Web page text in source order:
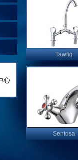
Tawfiq
Sentosa